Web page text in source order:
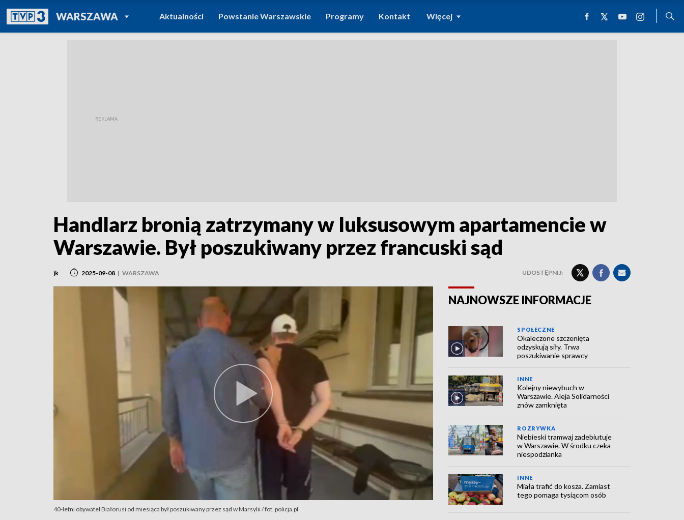
WARSZAWAPOWRÓT DO
TVP REGIONY
Aktualności Powstanie Warszawskie Programy Kontakt Więcej
Handlarz bronią zatrzymany w luksusowym apartamencie w
Warszawie. Był poszukiwany przez francuski sąd
jk 2025-09-08 | WARSZAWA UDOSTĘPNIJ:
40-letni obywatel Białorusi od miesiąca był poszukiwany przez sąd w Marsylii / fot. policja.pl
NAJNOWSZE INFORMACJE
SPOŁECZNE
Okaleczone szczenięta
odzyskują siły. Trwa
poszukiwanie sprawcy
INNE
Kolejny niewybuch w
Warszawie. Aleja Solidarności
znów zamknięta
ROZRYWKA
Niebieski tramwaj zadebiutuje
w Warszawie. W środku czeka
niespodzianka
INNE
Miała trafić do kosza. Zamiast
tego pomaga tysiącom osób